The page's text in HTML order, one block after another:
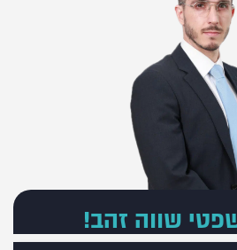
שווה זהב!